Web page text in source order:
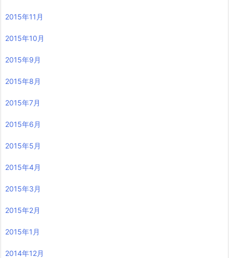
2015年11月
2015年10月
2015年9月
2015年8月
2015年7月
2015年6月
2015年5月
2015年4月
2015年3月
2015年2月
2015年1月
2014年12月